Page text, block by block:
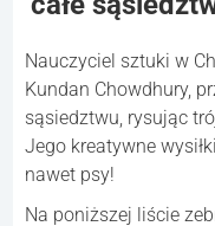
Nauczyciel sztuki w
Kundan Chowdhury,
sąsiedztwu, rysując
Jego kreatywne
nawet psy!
Na poniższej liście